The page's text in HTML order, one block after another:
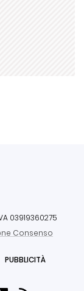
03919360275
Consenso
PUBBLICITÀ